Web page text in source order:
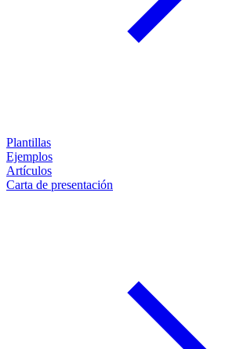
Plantillas
Ejemplos
Artículos
Carta de presentación